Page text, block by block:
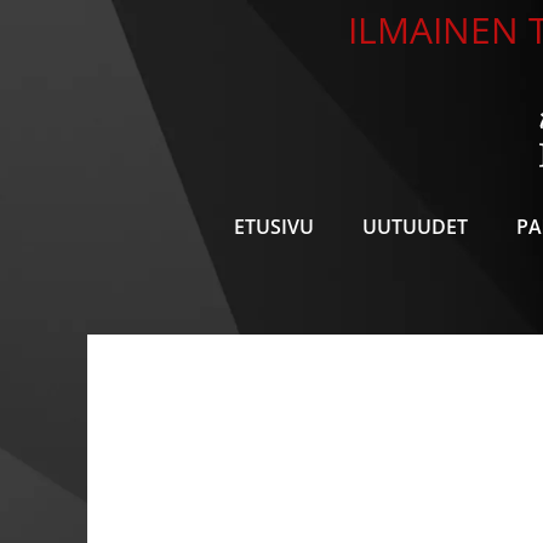
ILMAINEN
ETUSIVU UUTUUDET